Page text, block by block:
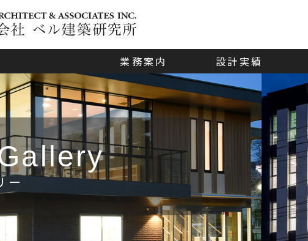
業務案内
設計業務
土地活用コンサルティング
耐震診断・大規模修繕
設計実績
設計実績ギャラリー
設計実績リスト
ー